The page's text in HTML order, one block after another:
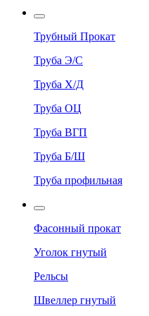
Трубный Прокат
Труба Э/С
Труба Х/Д
Труба ОЦ
Труба ВГП
Труба Б/Ш
Труба профильная
Фасонный прокат
Уголок гнутый
Рельсы
Швеллер гнутый